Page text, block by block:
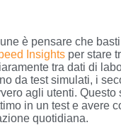
è pensare che
Insights per stare
tra dati di
da test simulati, i
agli utenti. Questo
in un test e avere
quotidiana.